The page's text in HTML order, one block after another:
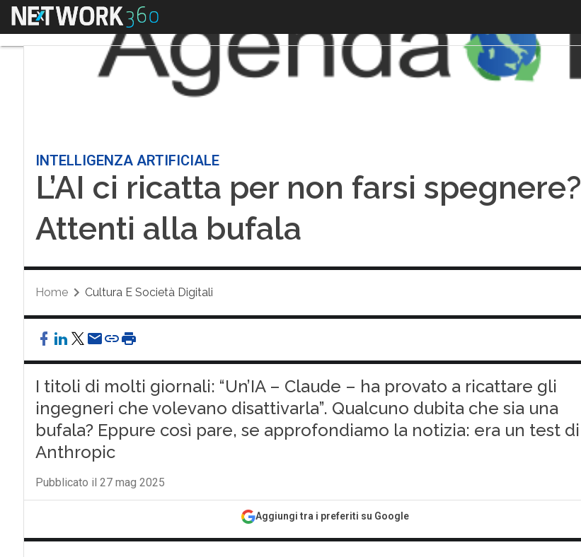
Menu
INTELLIGENZA ARTIFICIALE
L’AI ci ricatta per non farsi spegnere?
Attenti alla bufala
Home Cultura E Società Digitali
I titoli di molti giornali: “Un’IA – Claude – ha provato a ricattare gli
ingegneri che volevano disattivarla”. Qualcuno dubita che sia una
bufala? Eppure così pare, se approfondiamo la notizia: era un test di
Anthropic
Pubblicato il 27 mag 2025
Aggiungi tra i preferiti su Google